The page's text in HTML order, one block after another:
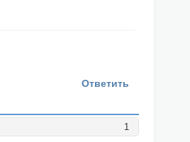
Ответить
1